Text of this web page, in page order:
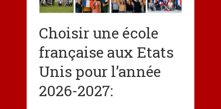
Choisir une école
française aux Etats
Unis pour l’année
2026-2027: